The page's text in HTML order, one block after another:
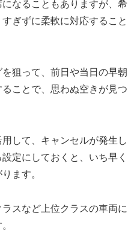
なることもありますが、希
ぎずに柔軟に対応すること
狙って、前日や当日の早朝
ことで、思わぬ空きが見つ
して、キャンセルが発生し
定にしておくと、いち早く
ます。
スなど上位クラスの車両に